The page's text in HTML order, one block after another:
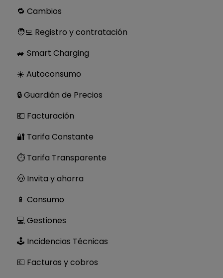
🔁 Cambios
🧑‍💻 Registro y contratación
🚙 Smart Charging
☀️ Autoconsumo
🔒 Guardián de Precios
💶 Facturación
🔐 Tarifa Constante
⏱ Tarifa Transparente
🤠 Invita y ahorra
📱 Consumo
💻 Gestiones
🕹 Incidencias Técnicas
💶 Facturas y cobros